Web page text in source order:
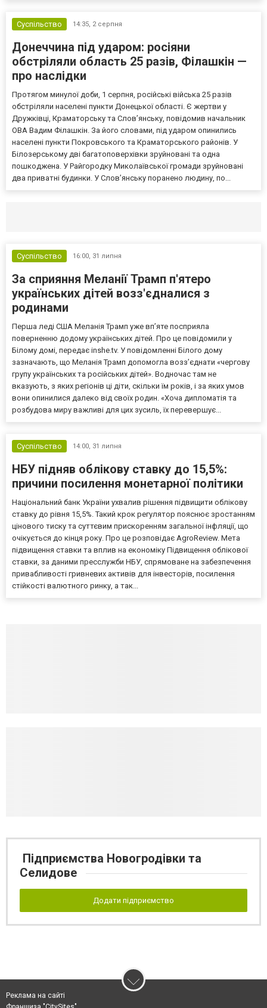
Суспільство 14:35, 2 серпня
Донеччина під ударом: росіяни
обстріляли область 25 разів, Філашкін —
про наслідки
Протягом минулої доби, 1 серпня, російські війська 25 разів
обстріляли населені пункти Донецької області. Є жертви у
Дружківці, Краматорську та Слов’янську, повідомив начальник
ОВА Вадим Філашкін. За його словами, під ударом опинились
населені пункти Покровського та Краматорського районів. У
Білозерському дві багатоповерхівки зруйновані та одна
пошкоджена. У Райгородку Миколаївської громади зруйновані
два приватні будинки. У Слов’янську поранено людину, по...
Суспільство 16:00, 31 липня
За сприяння Меланії Трамп п'ятеро
українських дітей возз'єдналися з
родинами
Перша леді США Меланія Трамп уже впʼяте посприяла
поверненню додому українських дітей. Про це повідомили у
Білому домі, передає inshe.tv. У повідомленні Білого дому
зазначають, що Меланія Трамп допомогла возз’єднати «чергову
групу українських та російських дітей». Водночас там не
вказують, з яких регіонів ці діти, скільки їм років, і за яких умов
вони опинилися далеко від своїх родин. «Хоча дипломатія та
розбудова миру важливі для цих зусиль, їх перевершує...
Суспільство 14:00, 31 липня
НБУ підняв облікову ставку до 15,5%:
причини посилення монетарної політики
Національний банк України ухвалив рішення підвищити облікову
ставку до рівня 15,5%. Такий крок регулятор пояснює зростанням
цінового тиску та суттєвим прискоренням загальної інфляції, що
очікується до кінця року. Про це розповідає AgroReview. Мета
підвищення ставки та вплив на економіку Підвищення облікової
ставки, за даними пресслужби НБУ, спрямоване на забезпечення
привабливості гривневих активів для інвесторів, посилення
стійкості валютного ринку, а так...
Підприємства Новогродівки та
Селидове
Додати підприємство
Реклама на сайті